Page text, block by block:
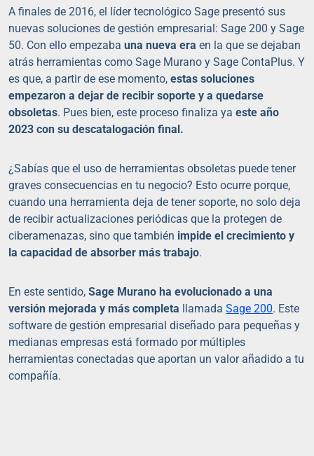
A finales de 2016, el líder tecnológico Sage presentó sus
nuevas soluciones de gestión empresarial: Sage 200 y Sage
50. Con ello empezaba una nueva era en la que se dejaban
atrás herramientas como Sage Murano y Sage ContaPlus. Y
es que, a partir de ese momento, estas soluciones
empezaron a dejar de recibir soporte y a quedarse
obsoletas. Pues bien, este proceso finaliza ya este año
2023 con su descatalogación final.
¿Sabías que el uso de herramientas obsoletas puede tener
graves consecuencias en tu negocio? Esto ocurre porque,
cuando una herramienta deja de tener soporte, no solo deja
de recibir actualizaciones periódicas que la protegen de
ciberamenazas, sino que también impide el crecimiento y
la capacidad de absorber más trabajo.
En este sentido, Sage Murano ha evolucionado a una
versión mejorada y más completa llamada Sage 200. Este
software de gestión empresarial diseñado para pequeñas y
medianas empresas está formado por múltiples
herramientas conectadas que aportan un valor añadido a tu
compañía.